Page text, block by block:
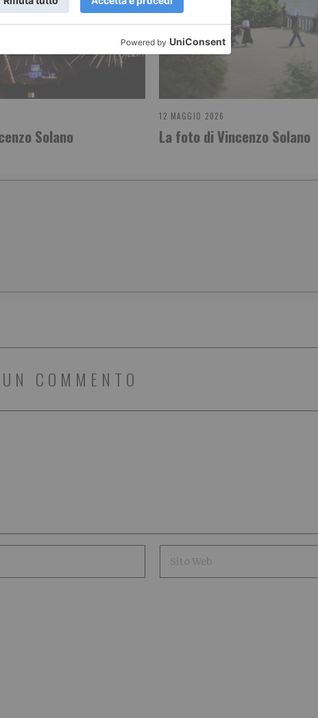
Solano
12 MAGGIO 2026
La foto di Vincenzo Solano
COMMENTO